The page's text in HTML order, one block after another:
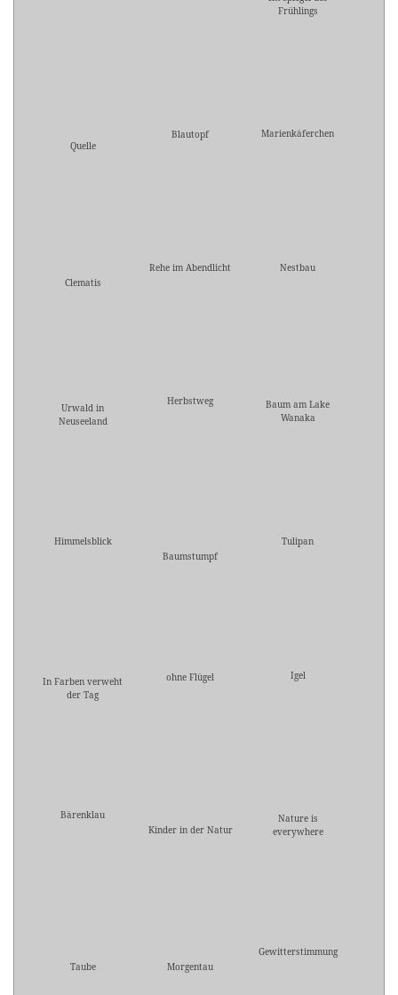
Frühlings
Quelle
Blautopf Marienkäferchen
Clematis
Rehe im Abendlicht Nestbau
Urwald in
Neuseeland
Herbstweg
Baum am Lake
Wanaka
Himmelsblick
Baumstumpf
Tulipan
In Farben verweht
der Tag
ohne Flügel Igel
Bärenklau
Kinder in der Natur
Nature is
everywhere
Taube Morgentau
Gewitterstimmung